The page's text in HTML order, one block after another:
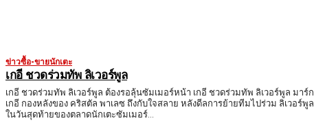
ข่าวซื้อ-ขายนักเตะ
เกอี ชวดร่วมทัพ ลิเวอร์พูล
เกอี ชวดร่วมทัพ ลิเวอร์พูล ต้องรอลุ้นซัมเมอร์หน้า เกอี ชวดร่วมทัพ ลิเวอร์พูล มาร์ก
เกอี กองหลังของ คริสตัล พาเลซ ถึงกับใจสลาย หลังดีลการย้ายทีมไปร่วม ลิเวอร์พูล
ในวันสุดท้ายของตลาดนักเตะซัมเมอร์...